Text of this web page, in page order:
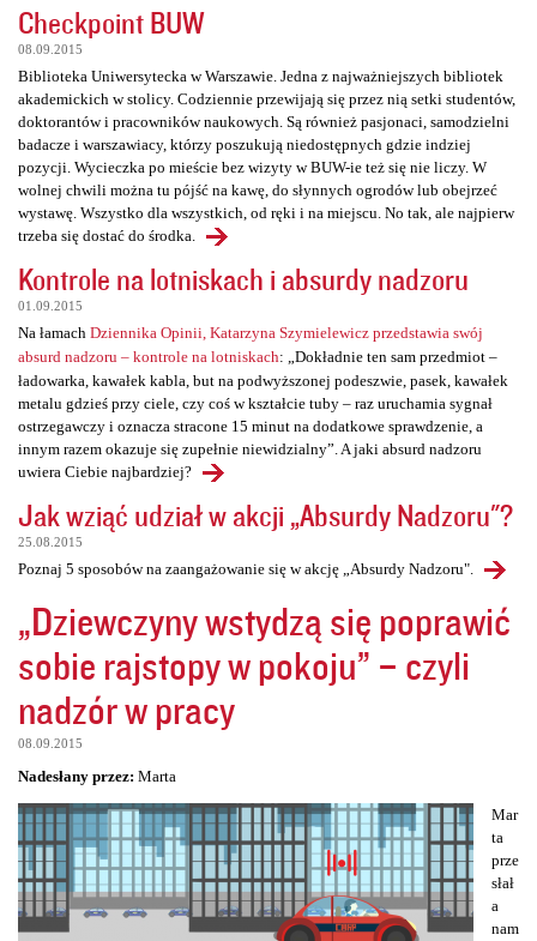
Checkpoint BUW
08.09.2015
Biblioteka Uniwersytecka w Warszawie. Jedna z najważniejszych bibliotek
akademickich w stolicy. Codziennie przewijają się przez nią setki studentów,
doktorantów i pracowników naukowych. Są również pasjonaci, samodzielni
badacze i warszawiacy, którzy poszukują niedostępnych gdzie indziej
pozycji. Wycieczka po mieście bez wizyty w BUW-ie też się nie liczy. W
wolnej chwili można tu pójść na kawę, do słynnych ogrodów lub obejrzeć
wystawę. Wszystko dla wszystkich, od ręki i na miejscu. No tak, ale najpierw
trzeba się dostać do środka.
Kontrole na lotniskach i absurdy nadzoru
01.09.2015
Na łamach Dziennika Opinii, Katarzyna Szymielewicz przedstawia swój
absurd nadzoru – kontrole na lotniskach: „Dokładnie ten sam przedmiot –
ładowarka, kawałek kabla, but na podwyższonej podeszwie, pasek, kawałek
metalu gdzieś przy ciele, czy coś w kształcie tuby – raz uruchamia sygnał
ostrzegawczy i oznacza stracone 15 minut na dodatkowe sprawdzenie, a
innym razem okazuje się zupełnie niewidzialny”. A jaki absurd nadzoru
uwiera Ciebie najbardziej?
Jak wziąć udział w akcji „Absurdy Nadzoru"?
25.08.2015
Poznaj 5 sposobów na zaangażowanie się w akcję „Absurdy Nadzoru".
„Dziewczyny wstydzą się poprawić
sobie rajstopy w pokoju” – czyli
nadzór w pracy
08.09.2015
Nadesłany przez: Marta
Mar
ta
prze
słał
a
nam